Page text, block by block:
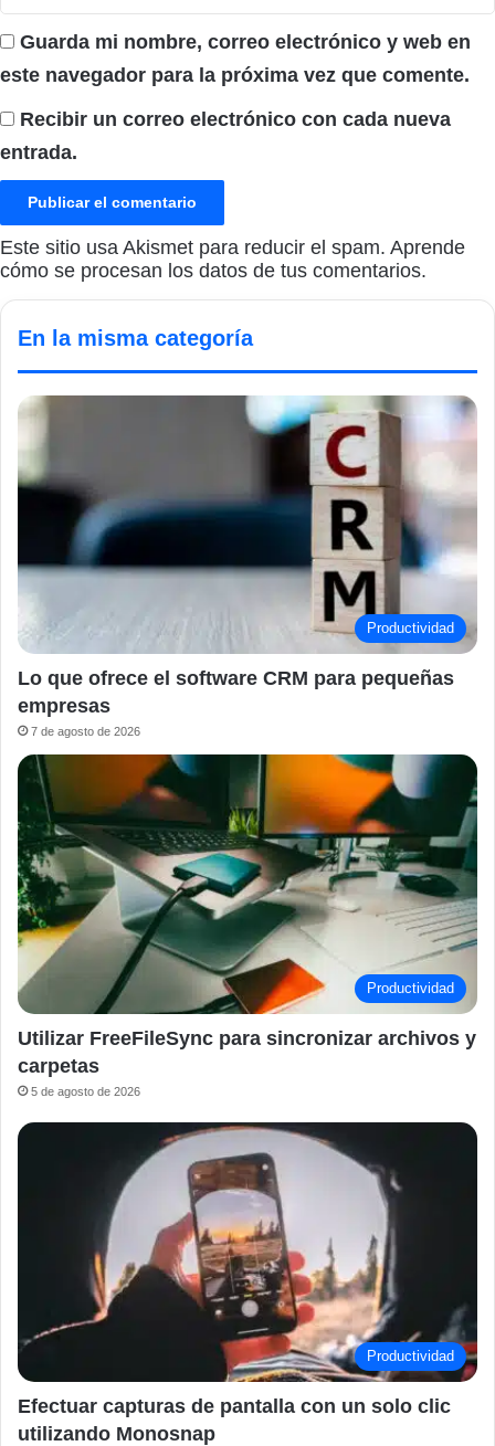
Guarda mi nombre, correo electrónico y web en
este navegador para la próxima vez que comente.
Recibir un correo electrónico con cada nueva
entrada.
Este sitio usa Akismet para reducir el spam. Aprende
cómo se procesan los datos de tus comentarios.
En la misma categoría
Productividad
Lo que ofrece el software CRM para pequeñas
empresas
7 de agosto de 2026
Productividad
Utilizar FreeFileSync para sincronizar archivos y
carpetas
5 de agosto de 2026
Productividad
Efectuar capturas de pantalla con un solo clic
utilizando Monosnap